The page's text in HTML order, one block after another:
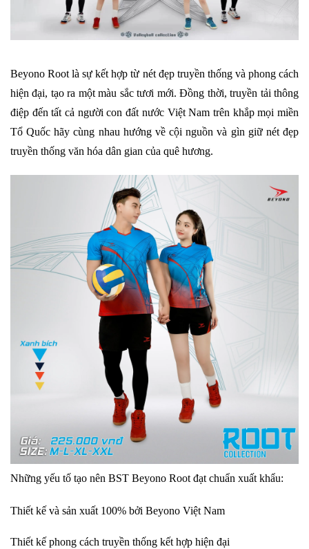
Beyono Root là sự kết hợp từ nét đẹp truyền thống và phong cách
hiện đại, tạo ra một màu sắc tươi mới. Đồng thời, truyền tải thông
điệp đến tất cả người con đất nước Việt Nam trên khắp mọi miền
Tổ Quốc hãy cùng nhau hướng về cội nguồn và gìn giữ nét đẹp
truyền thống văn hóa dân gian của quê hương.
Những yếu tố tạo nên BST Beyono Root đạt chuẩn xuất khẩu:
Thiết kế và sản xuất 100% bởi Beyono Việt Nam
Thiết kế phong cách truyền thống kết hợp hiện đại